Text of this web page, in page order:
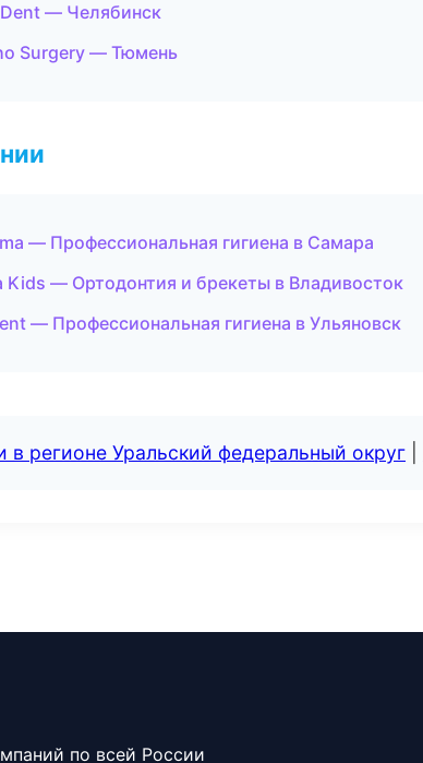
— Челябинск
Surgery — Тюмень
— Профессиональная гигиена в Самара
Kids — Ортодонтия и брекеты в Владивосток
— Профессиональная гигиена в Ульяновск
в регионе Уральский федеральный округ
по всей России